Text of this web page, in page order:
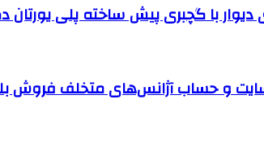
دیوار با گچبری پیش ساخته پلی